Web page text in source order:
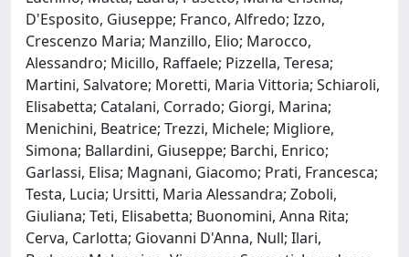
D'Esposito, Giuseppe; Franco, Alfredo; Izzo,
Crescenzo Maria; Manzillo, Elio; Marocco,
Alessandro; Micillo, Raffaele; Pizzella, Teresa;
Martini, Salvatore; Moretti, Maria Vittoria; Schiaroli,
Elisabetta; Catalani, Corrado; Giorgi, Marina;
Menichini, Beatrice; Trezzi, Michele; Migliore,
Simona; Ballardini, Giuseppe; Barchi, Enrico;
Garlassi, Elisa; Magnani, Giacomo; Prati, Francesca;
Testa, Lucia; Ursitti, Maria Alessandra; Zoboli,
Giuliana; Teti, Elisabetta; Buonomini, Anna Rita;
Cerva, Carlotta; Giovanni D'Anna, Null; Ilari,